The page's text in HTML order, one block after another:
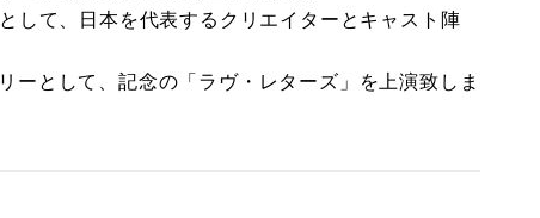
して、日本を代表するクリエイターとキャスト陣
ーとして、記念の「ラヴ・レターズ」を上演致しま